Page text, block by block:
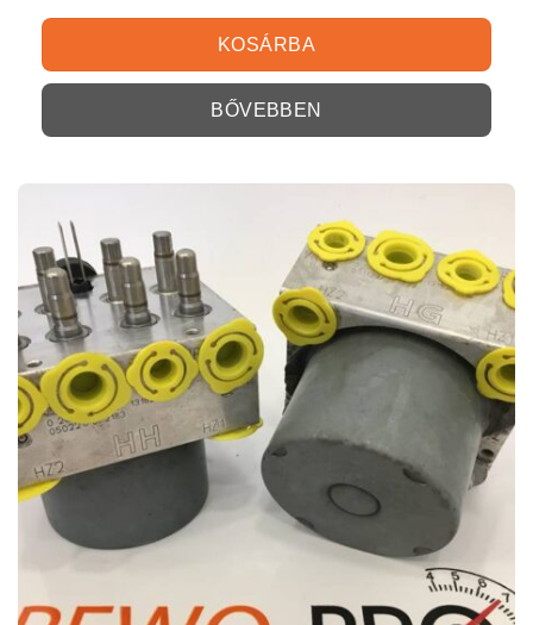
KOSÁRBA
BŐVEBBEN